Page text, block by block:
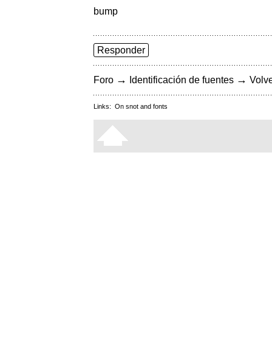
bump
Responder
Foro → Identificación de fuentes →
Links: On snot and fonts